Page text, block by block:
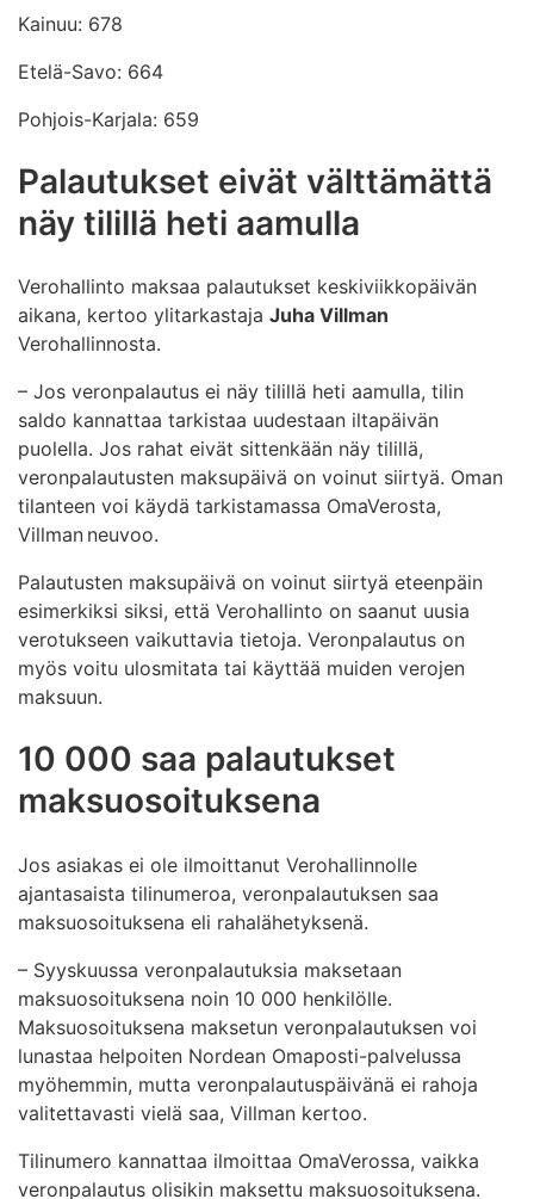
Kainuu: 678
Etelä-Savo: 664
Pohjois-Karjala: 659
Palautukset eivät välttämättä
näy tilillä heti aamulla
Verohallinto maksaa palautukset keskiviikkopäivän
aikana, kertoo ylitarkastaja Juha Villman
Verohallinnosta.
– Jos veronpalautus ei näy tilillä heti aamulla, tilin
saldo kannattaa tarkistaa uudestaan iltapäivän
puolella. Jos rahat eivät sittenkään näy tilillä,
veronpalautusten maksupäivä on voinut siirtyä. Oman
tilanteen voi käydä tarkistamassa OmaVerosta,
Villman neuvoo.
Palautusten maksupäivä on voinut siirtyä eteenpäin
esimerkiksi siksi, että Verohallinto on saanut uusia
verotukseen vaikuttavia tietoja. Veronpalautus on
myös voitu ulosmitata tai käyttää muiden verojen
maksuun.
10 000 saa palautukset
maksuosoituksena
Jos asiakas ei ole ilmoittanut Verohallinnolle
ajantasaista tilinumeroa, veronpalautuksen saa
maksuosoituksena eli rahalähetyksenä.
– Syyskuussa veronpalautuksia maksetaan
maksuosoituksena noin 10 000 henkilölle.
Maksuosoituksena maksetun veronpalautuksen voi
lunastaa helpoiten Nordean Omaposti-palvelussa
myöhemmin, mutta veronpalautuspäivänä ei rahoja
valitettavasti vielä saa, Villman kertoo.
Tilinumero kannattaa ilmoittaa OmaVerossa, vaikka
veronpalautus olisikin maksettu maksuosoituksena.